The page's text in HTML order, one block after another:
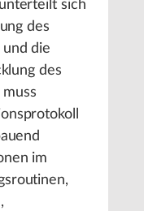
sich
des
die
des
im